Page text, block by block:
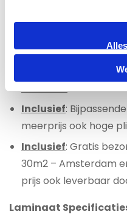
certificaat. Hiervoor
per m2.
Laminaat All-in prijs
Inclusief:Ondervloer
Inclusief:
meerprijs ook hoge
Inclusief: Gratis
30m2 – Amsterdam
prijs ook leverbaar
Laminaat